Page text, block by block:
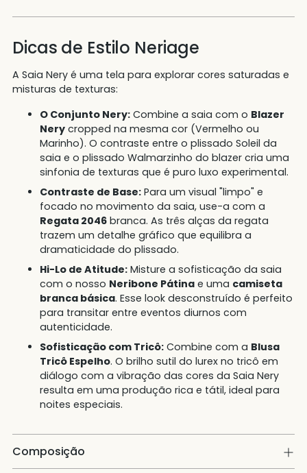
Dicas de Estilo Neriage
A Saia Nery é uma tela para explorar cores saturadas e
misturas de texturas:
O Conjunto Nery: Combine a saia com o Blazer
Nery cropped na mesma cor (Vermelho ou
Marinho). O contraste entre o plissado Soleil da
saia e o plissado Walmarzinho do blazer cria uma
sinfonia de texturas que é puro luxo experimental.
Contraste de Base: Para um visual "limpo" e
focado no movimento da saia, use-a com a
Regata 2046 branca. As três alças da regata
trazem um detalhe gráfico que equilibra a
dramaticidade do plissado.
Hi-Lo de Atitude: Misture a sofisticação da saia
com o nosso Neribone Pátina e uma camiseta
branca básica. Esse look desconstruído é perfeito
para transitar entre eventos diurnos com
autenticidade.
Sofisticação com Tricô: Combine com a Blusa
Tricô Espelho. O brilho sutil do lurex no tricô em
diálogo com a vibração das cores da Saia Nery
resulta em uma produção rica e tátil, ideal para
noites especiais.
Composição